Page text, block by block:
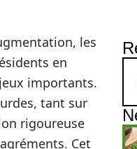
les
en
importants.
tant sur
rigoureuse
Cet